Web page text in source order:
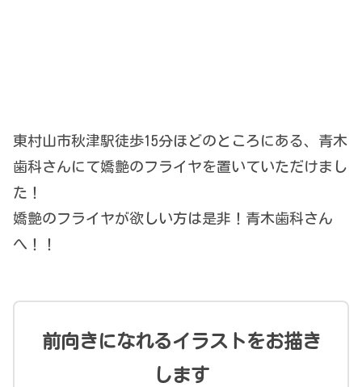
東村山市秋津駅徒歩15分ほどのところにある、青木
歯科さんにて嬌艶のフライヤを置いていただけまし
た！
嬌艶のフライヤが欲しい方は是非！青木歯科さん
へ！！
前向きになれるイラストをお描き
します